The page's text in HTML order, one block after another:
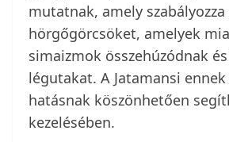
mutatnak, amely szabályozza
hörgőgörcsöket, amelyek
simaizmok összehúzódnak
légutakat. A Jatamansi
hatásnak köszönhetően
kezelésében.